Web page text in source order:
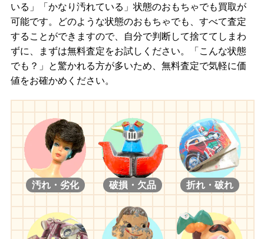
いる」「かなり汚れている」状態のおもちゃでも買取が
可能です。どのような状態のおもちゃでも、すべて査定
することができますので、自分で判断して捨ててしまわ
ずに、まずは無料査定をお試しください。「こんな状態
でも？」と驚かれる方が多いため、無料査定で気軽に価
値をお確かめください。
汚れ・劣化 破損・欠品 折れ・破れ